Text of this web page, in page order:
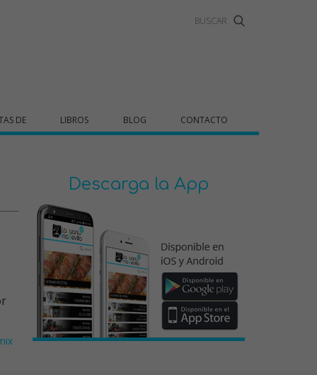
DE LIBROS BLOG CONTACTO
Descarga la App